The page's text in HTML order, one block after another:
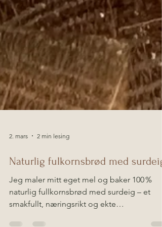
2. mars 2 min lesing
Naturlig fulkornsbrød med surdeig.
Jeg maler mitt eget mel og baker 100 %